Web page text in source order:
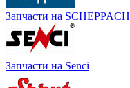
Запчасти на SCHEPPACH
Запчасти на Senci